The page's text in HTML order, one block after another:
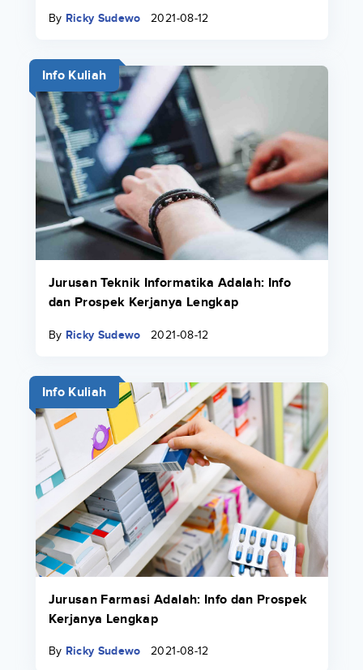
By Ricky Sudewo 2021-08-12
Info Kuliah
Jurusan Teknik Informatika Adalah: Info
dan Prospek Kerjanya Lengkap
By Ricky Sudewo 2021-08-12
Info Kuliah
Jurusan Farmasi Adalah: Info dan Prospek
Kerjanya Lengkap
By Ricky Sudewo 2021-08-12